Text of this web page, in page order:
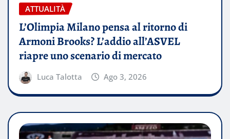
ATTUALITÀ
L’Olimpia Milano pensa al ritorno di
Armoni Brooks? L’addio all’ASVEL
riapre uno scenario di mercato
Luca Talotta Ago 3, 2026